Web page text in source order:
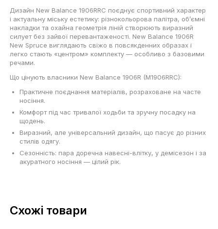
Дизайн New Balance 1906RRC поєднує спортивний характер
і актуальну міську естетику: різнокольорова палітра, об’ємні
накладки та охайна геометрія ліній створюють виразний
силует без зайвої перевантаженості. New Balance 1906R
New Spruce виглядають свіжо в повсякденних образах і
легко стають «центром» комплекту — особливо з базовими
речами.
Що цінують власники New Balance 1906R (M1906RRC):
Практичне поєднання матеріалів, розраховане на часте
носіння.
Комфорт під час тривалої ходьби та зручну посадку на
щодень.
Виразний, але універсальний дизайн, що пасує до різних
стилів одягу.
Сезонність: пара доречна навесні-влітку, у демісезон і за
акуратного носіння — цілий рік.
Схожі товари